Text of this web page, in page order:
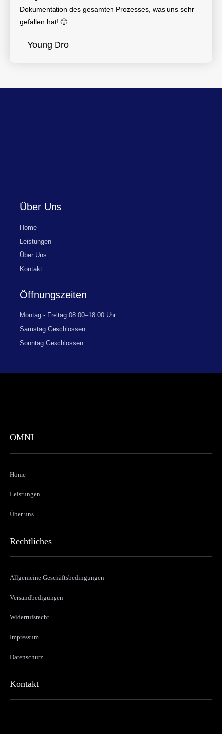
Dokumentation des gesamten Prozesses, was uns sehr
gefallen hat! 🙂
Young Dro
Über Uns
Home
Leistungen
Über Uns
Kontakt
Öffnungszeiten
Montag - Freitag 08:00–18:00 Uhr
Samstag Geschlossen
Sonntag Geschlossen
OMNI
Home
Leistungen
Über uns
Rechtliches
Allgemeine Geschäftsbedingungen
Versandbedigungen
Widerrufsrecht
Impressum
Datenschutz
Kontakt